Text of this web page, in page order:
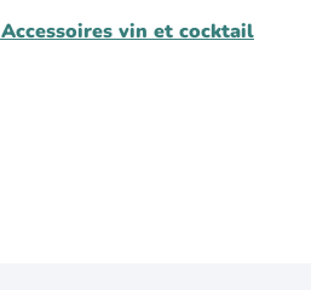
Accessoires vin et cocktail